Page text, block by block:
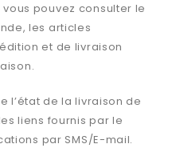
pouvez consulter le
les articles
et de livraison
l’état de la livraison de
liens fournis par le
par SMS/E-mail.